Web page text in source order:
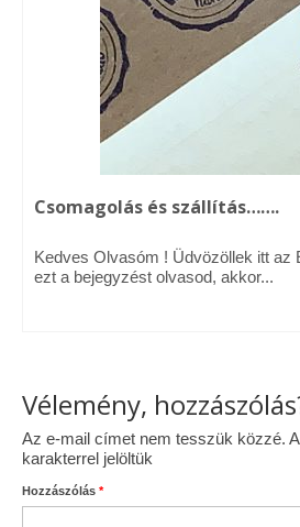
Vásárok, ahol velem is
Alapanyagok, kellékek
A termékek tisztítása
Ellynor története
Adatkezelési tájékoztató
Általános Szerződési
Csomagolás és szállítás…….
Kedves Olvasóm ! Üdvözöllek itt az
ezt a bejegyzést olvasod, akkor...
Vélemény,
Az e-mail címet nem tesszük közzé.
karakterrel jelöltük
Hozzászólás *